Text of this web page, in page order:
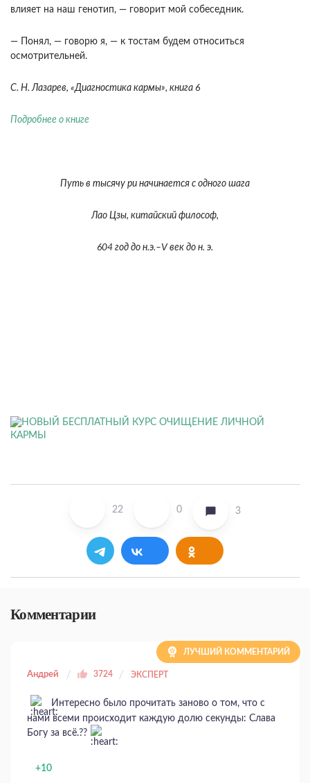
влияет на наш генотип, — говорит мой собеседник.
— Понял, — говорю я, — к тостам будем отно­ситься
осмотрительней.
С. Н. Лазарев, «Диагностика кармы», книга 6
Подробнее о книге
Путь в тысячу ри начинается с одного шага
Лао Цзы, китайский философ,
604 год до н.э.–V век до н. э.
22 0 3
Комментарии
Андрей 3724 ЭКСПЕРТ
ЛУЧШИЙ КОММЕНТАРИЙ
Интересно было прочитать заново о том, что с
нами всеми происходит каждую долю секунды: Слава
Богу за всё.??
+10